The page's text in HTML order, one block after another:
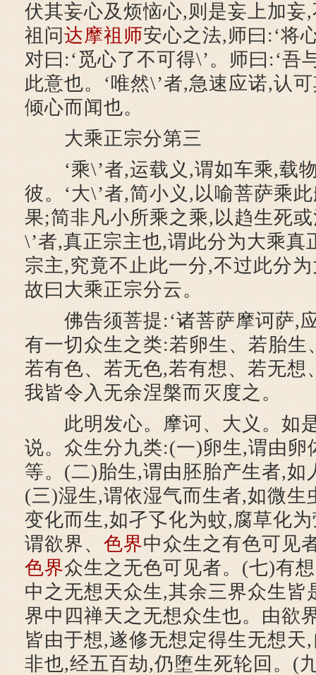
伏其妄心及烦恼心,则是妄上加妄
祖问达摩祖师安心之法,师曰:‘将
对曰:‘觅心了不可得\’。师曰:‘吾
此意也。‘唯然\’者,急速应诺,认
倾心而闻也。
大乘正宗分第三
‘乘\’者,运载义,谓如车乘,载
彼。‘大\’者,简小义,以喻菩萨乘
果;简非凡小所乘之乘,以趋生死
\’者,真正宗主也,谓此分为大乘真
宗主,究竟不止此一分,不过此分
故曰大乘正宗分云。
佛告须菩提:‘诸菩萨摩诃萨,
有一切众生之类:若卵生、若胎生
若有色、若无色,若有想、若无想
我皆令入无余涅槃而灭度之。
此明发心。摩诃、大义。如
说。众生分九类:(一)卵生,谓由卵
等。(二)胎生,谓由胚胎产生者,如
(三)湿生,谓依湿气而生者,如微生
变化而生,如孑孓化为蚊,腐草化
谓欲界、 色界中众生之有色可见
色界众生之无色可见者。(七)有
中之无想天众生,其余三界众生皆
界中四禅天之无想众生也。由欲
皆由于想,遂修无想定得生无想天
非也,经五百劫,仍堕生死轮回。(